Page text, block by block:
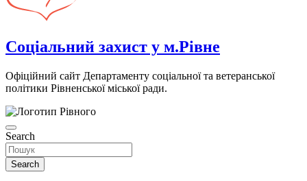
Соціальний захист у м.Рівне
Офіційний сайт Департаменту соціальної та ветеранської
політики Рівненської міської ради.
Search
Search